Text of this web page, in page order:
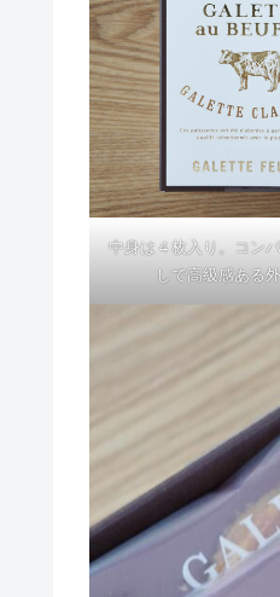
中身は４枚入り。コン
しで高級感ある